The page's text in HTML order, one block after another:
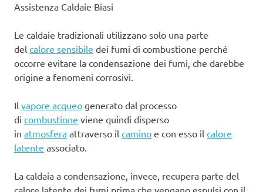
Assistenza Caldaie Biasi
Le caldaie tradizionali utilizzano solo una parte
del calore sensibile dei fumi di combustione perché
occorre evitare la condensazione dei fumi, che darebbe
origine a fenomeni corrosivi.
Il vapore acqueo generato dal processo
di combustione viene quindi disperso
in atmosfera attraverso il camino e con esso il calore
latente associato.
La caldaia a condensazione, invece, recupera parte del